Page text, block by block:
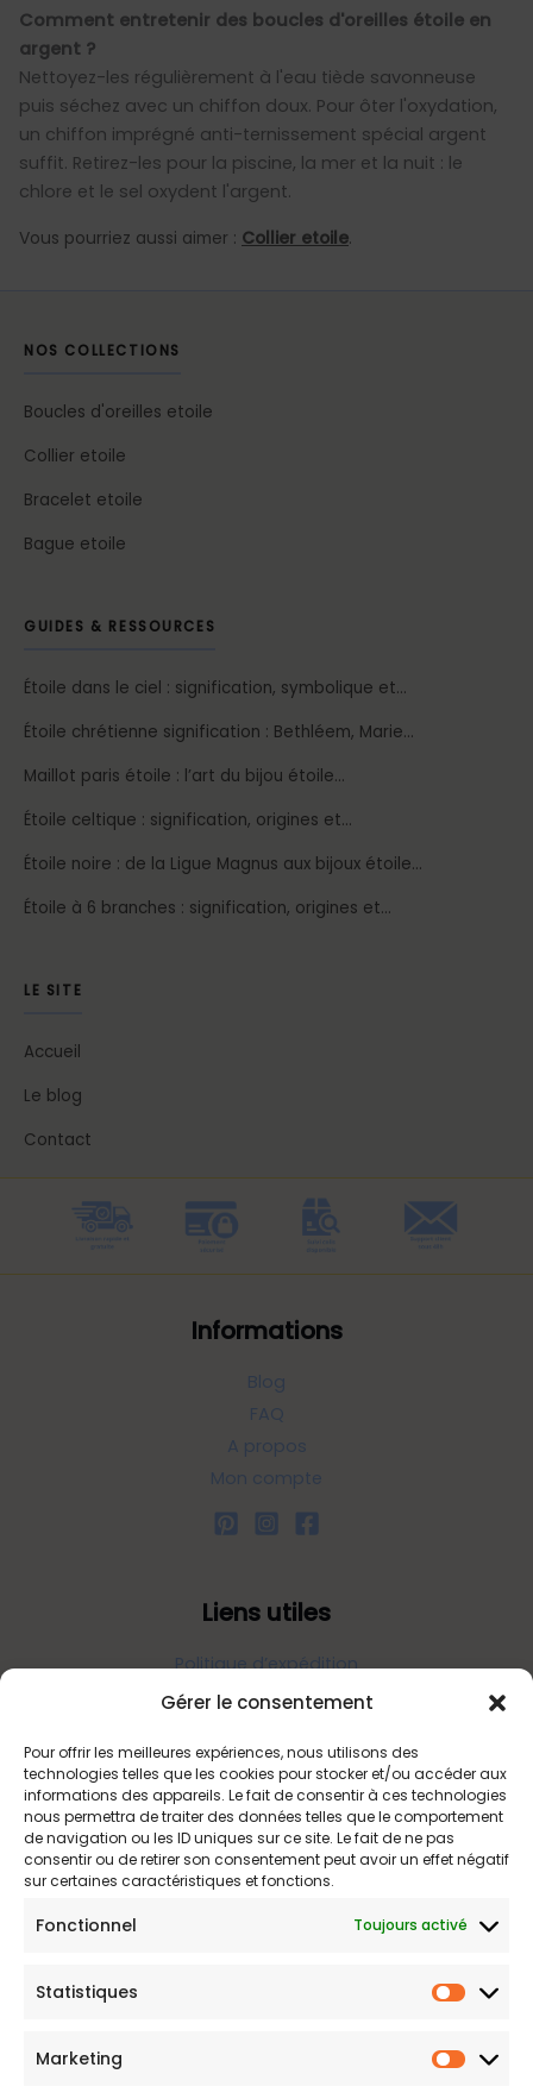
Gérer le consentement
Pour offrir les meilleures expériences, nous utilisons des
technologies telles que les cookies pour stocker et/ou accéder aux
informations des appareils. Le fait de consentir à ces technologies
nous permettra de traiter des données telles que le comportement
de navigation ou les ID uniques sur ce site. Le fait de ne pas
consentir ou de retirer son consentement peut avoir un effet négatif
sur certaines caractéristiques et fonctions.
Fonctionnel Toujours activé
Statistiques
Marketing
Comment entretenir des boucles d'oreilles étoile en
argent ?
Nettoyez-les régulièrement à l'eau tiède savonneuse
puis séchez avec un chiffon doux. Pour ôter l'oxydation,
un chiffon imprégné anti-ternissement spécial argent
suffit. Retirez-les pour la piscine, la mer et la nuit : le
chlore et le sel oxydent l'argent.
Vous pourriez aussi aimer : Collier etoile.
NOS COLLECTIONS
Boucles d'oreilles etoile
Collier etoile
Bracelet etoile
Bague etoile
GUIDES & RESSOURCES
Étoile dans le ciel : signification, symbolique et…
Étoile chrétienne signification : Bethléem, Marie…
Maillot paris étoile : l’art du bijou étoile…
Étoile celtique : signification, origines et…
Étoile noire : de la Ligue Magnus aux bijoux étoile…
Étoile à 6 branches : signification, origines et…
LE SITE
Accueil
Le blog
Contact
Informations
Blog
FAQ
A propos
Mon compte
Liens utiles
Politique d’expédition
Politique de confidentialité
Conditions générales de vente et d’utilisation
Bijouterie en ligne
beautés scintillantes. Une question sur nos bijoux ou une